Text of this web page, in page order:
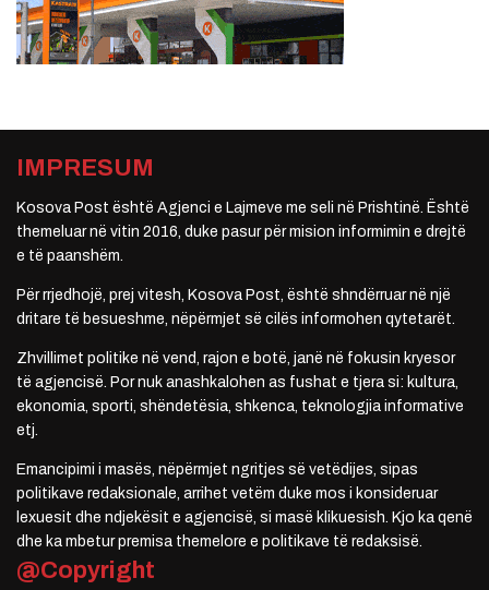
IMPRESUM
Kosova Post është Agjenci e Lajmeve me seli në Prishtinë. Është
themeluar në vitin 2016, duke pasur për mision informimin e drejtë
e të paanshëm.
Për rrjedhojë, prej vitesh, Kosova Post, është shndërruar në një
dritare të besueshme, nëpërmjet së cilës informohen qytetarët.
Zhvillimet politike në vend, rajon e botë, janë në fokusin kryesor
të agjencisë. Por nuk anashkalohen as fushat e tjera si: kultura,
ekonomia, sporti, shëndetësia, shkenca, teknologjia informative
etj.
Emancipimi i masës, nëpërmjet ngritjes së vetëdijes, sipas
politikave redaksionale, arrihet vetëm duke mos i konsideruar
lexuesit dhe ndjekësit e agjencisë, si masë klikuesish. Kjo ka qenë
dhe ka mbetur premisa themelore e politikave të redaksisë.
@Copyright